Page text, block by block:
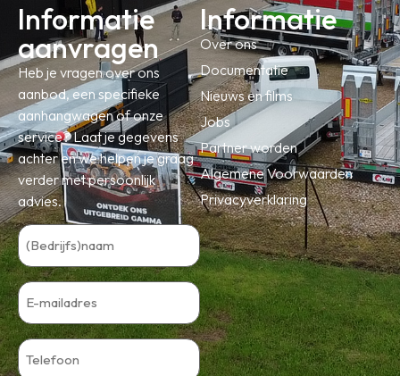
Informatie
aanvragen
Heb je vragen over ons
aanbod, een specifieke
aanhangwagen of onze
service? Laat je gegevens
achter en we helpen je graag
verder met persoonlijk
advies.
Informatie
Over ons
Documentatie
Nieuws en films
Jobs
Partner worden
Algemene Voorwaarden
Privacyverklaring